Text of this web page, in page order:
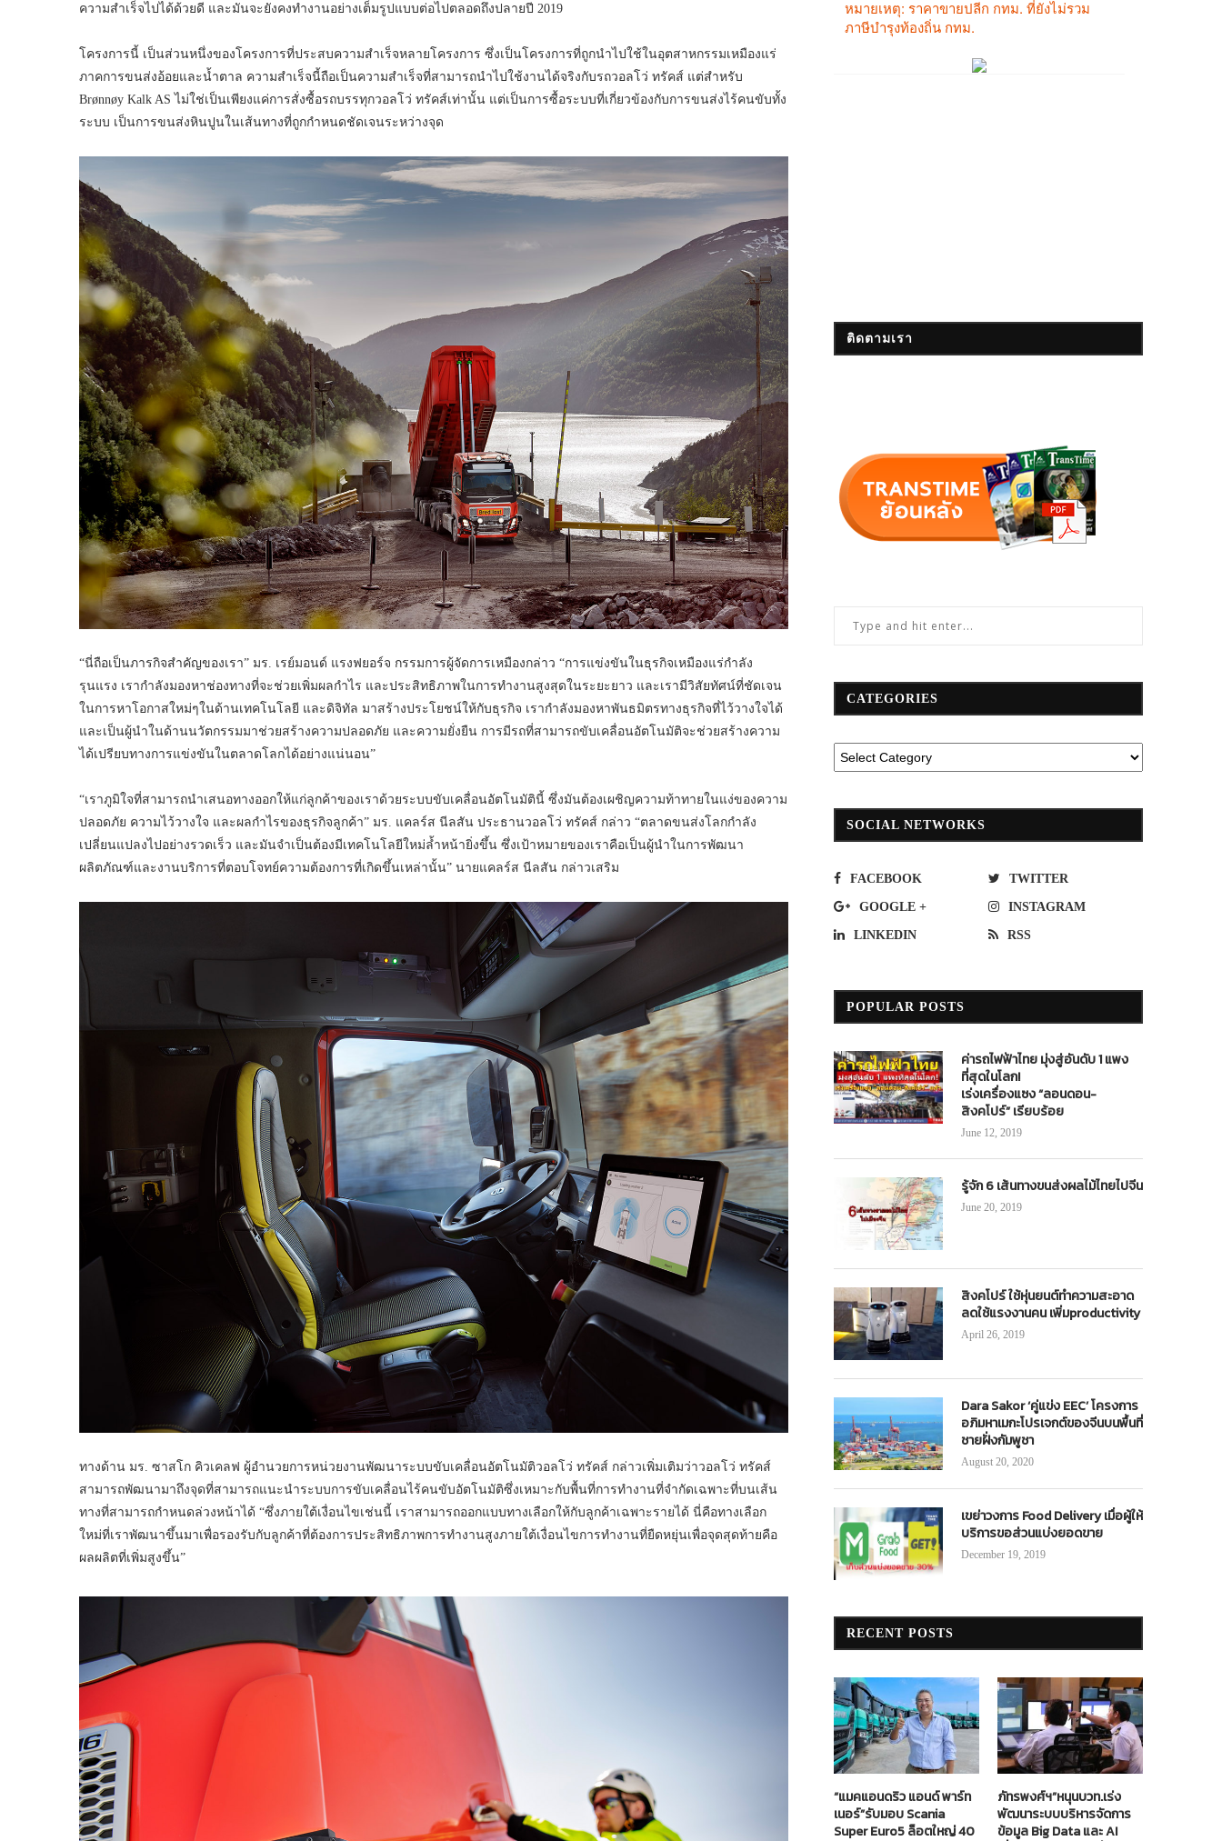
ความสำเร็จไปได้ด้วยดี และมันจะยังคงทำงานอย่างเต็มรูปแบบต่อไปตลอดถึงปลายปี 2019
โครงการนี้ เป็นส่วนหนึ่งของโครงการที่ประสบความสำเร็จหลายโครงการ ซึ่งเป็นโครงการที่ถูกนำไปใช้ในอุตสาหกรรมเหมืองแร่
ภาคการขนส่งอ้อยและน้ำตาล ความสำเร็จนี้ถือเป็นความสำเร็จที่สามารถนำไปใช้งานได้จริงกับรถวอลโว่ ทรัคส์ แต่สำหรับ
Brønnøy Kalk AS ไม่ใช่เป็นเพียงแค่การสั่งซื้อรถบรรทุกวอลโว่ ทรัคส์เท่านั้น แต่เป็นการซื้อระบบที่เกี่ยวข้องกับการขนส่งไร้คนขับทั้ง
ระบบ เป็นการขนส่งหินปูนในเส้นทางที่ถูกกำหนดชัดเจนระหว่างจุด
“นี่ถือเป็นภารกิจสำคัญของเรา” มร. เรย์มอนด์ แรงฟยอร์จ กรรมการผู้จัดการเหมืองกล่าว “การแข่งขันในธุรกิจเหมืองแร่กำลัง
รุนแรง เรากำลังมองหาช่องทางที่จะช่วยเพิ่มผลกำไร และประสิทธิภาพในการทำงานสูงสุดในระยะยาว และเรามีวิสัยทัศน์ที่ชัดเจน
ในการหาโอกาสใหม่ๆในด้านเทคโนโลยี และดิจิทัล มาสร้างประโยชน์ให้กับธุรกิจ เรากำลังมองหาพันธมิตรทางธุรกิจที่ไว้วางใจได้
และเป็นผู้นำในด้านนวัตกรรมมาช่วยสร้างความปลอดภัย และความยั่งยืน การมีรถที่สามารถขับเคลื่อนอัตโนมัติจะช่วยสร้างความ
ได้เปรียบทางการแข่งขันในตลาดโลกได้อย่างแน่นอน”
“เราภูมิใจที่สามารถนำเสนอทางออกให้แก่ลูกค้าของเราด้วยระบบขับเคลื่อนอัตโนมัตินี้ ซึ่งมันต้องเผชิญความท้าทายในแง่ของความ
ปลอดภัย ความไว้วางใจ และผลกำไรของธุรกิจลูกค้า” มร. แคลร์ส นีลสัน ประธานวอลโว่ ทรัคส์ กล่าว “ตลาดขนส่งโลกกำลัง
เปลี่ยนแปลงไปอย่างรวดเร็ว และมันจำเป็นต้องมีเทคโนโลยีใหม่ล้ำหน้ายิ่งขึ้น ซึ่งเป้าหมายของเราคือเป็นผู้นำในการพัฒนา
ผลิตภัณฑ์และงานบริการที่ตอบโจทย์ความต้องการที่เกิดขึ้นเหล่านั้น” นายแคลร์ส นีลสัน กล่าวเสริม
ทางด้าน มร. ซาสโก คิวเคลฟ ผู้อำนวยการหน่วยงานพัฒนาระบบขับเคลื่อนอัตโนมัติวอลโว่ ทรัคส์ กล่าวเพิ่มเติมว่าวอลโว่ ทรัคส์
สามารถพัฒนามาถึงจุดที่สามารถแนะนำระบบการขับเคลื่อนไร้คนขับอัตโนมัติซึ่งเหมาะกับพื้นที่การทำงานที่จำกัดเฉพาะที่บนเส้น
ทางที่สามารถกำหนดล่วงหน้าได้ “ซึ่งภายใต้เงื่อนไขเช่นนี้ เราสามารถออกแบบทางเลือกให้กับลูกค้าเฉพาะรายได้ นี่คือทางเลือก
ใหม่ที่เราพัฒนาขึ้นมาเพื่อรองรับกับลูกค้าที่ต้องการประสิทธิภาพการทำงานสูงภายใต้เงื่อนไขการทำงานที่ยืดหยุ่นเพื่อจุดสุดท้ายคือ
ผลผลิตที่เพิ่มสูงขึ้น”
ติดตามเรา
CATEGORIES
SOCIAL NETWORKS
FACEBOOK TWITTER
GOOGLE + INSTAGRAM
LINKEDIN RSS
POPULAR POSTS
ค่ารถไฟฟ้าไทย มุ่งสู่อันดับ 1 แพง
ที่สุดในโลก!
เร่งเครื่องแซง “ลอนดอน-
สิงคโปร์” เรียบร้อย
June 12, 2019
รู้จัก 6 เส้นทางขนส่งผลไม้ไทยไปจีน
June 20, 2019
สิงคโปร์ ใช้หุ่นยนต์ทำความสะอาด
ลดใช้แรงงานคน เพิ่มproductivity
April 26, 2019
Dara Sakor ‘คู่แข่ง EEC’ โครงการ
อภิมหาเมกะโปรเจกต์ของจีนบนพื้นที่
ชายฝั่งกัมพูชา
August 20, 2020
เขย่าวงการ Food Delivery เมื่อผู้ให้
บริการขอส่วนแบ่งยอดขาย
December 19, 2019
RECENT POSTS
“แมคแอนดริว แอนด์ พาร์ท
เนอร์”รับมอบ Scania
Super Euro5 ล็อตใหญ่ 40
ภัทรพงศ์ฯ”หนุนบวท.เร่ง
พัฒนาระบบบริหารจัดการ
ข้อมูล Big Data และ AI